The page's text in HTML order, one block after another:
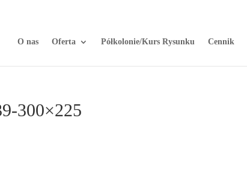
O nas Oferta Półkolonie/Kurs Rysunku Cennik
300×225